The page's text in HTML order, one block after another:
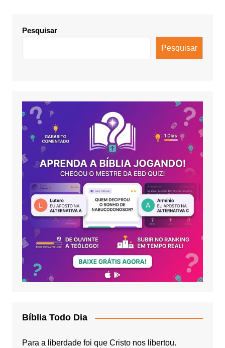
Pesquisar
Pesquisar
Bíblia Todo Dia
Para a liberdade foi que Cristo nos libertou.